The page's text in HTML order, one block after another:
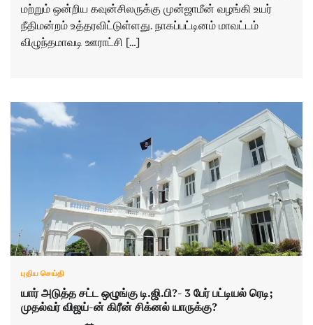
மற்றும் ஒன்றிய கவுன்சிலருக்கு முன்ஜாமீன் வழங்கி உயர்
நீதிமன்றம் உத்தரவிட்டுள்ளது. நாகப்பட்டினம் மாவட்டம்
விழுந்தமாவடி ஊராட்சி […]
புதிய செய்தி
யார் அடுத்த சட்ட ஒழுங்கு டி.ஜி.பி?- 3 பேர் பட்டியல் ரெடி;
முதல்வர் விஜய்-ன் கிரீன் சிக்னல் யாருக்கு?